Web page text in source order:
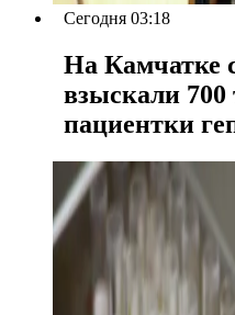
Сегодня 03:18
На Камчатке
взыскали 700
пациентки